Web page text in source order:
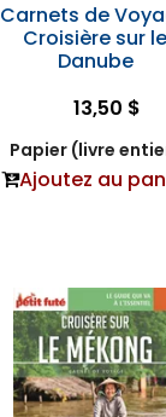
Carnets de
Croisière sur le
Danube
13,50 $
Papier (livre
Ajoutez au